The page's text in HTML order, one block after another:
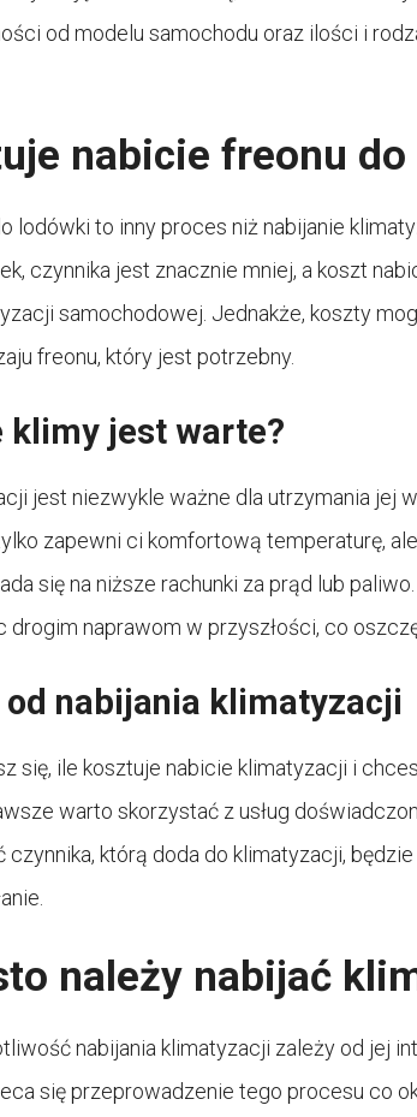
od modelu samochodu oraz ilości i
nabicie freonu
lodówki to inny proces niż nabijanie
czynnika jest znacznie mniej, a koszt
samochodowej. Jednakże, koszty
freonu, który jest potrzebny.
klimy jest warte?
jest niezwykle ważne dla utrzymania jej
zapewni ci komfortową temperaturę,
się na niższe rachunki za prąd lub
drogim naprawom w przyszłości, co
od nabijania klimatyzacji
się, ile kosztuje nabicie klimatyzacji i
warto skorzystać z usług
czynnika, którą doda do klimatyzacji,
należy nabijać
nabijania klimatyzacji zależy od jej
się przeprowadzenie tego procesu co